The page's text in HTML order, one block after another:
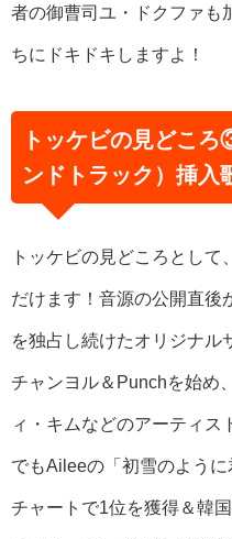
者の御曹司ユ・ドクファも
ちにドキドキしますよ！
トッケビの見どこ
ンドトラック）挿入
トッケビの見どころとし
だけます！音源の公開直後
を独占し続けたオリジナル
チャンヨル＆Punchを始め
ィ・キムなどのアーティス
でもAileeの「初雪のよう
チャートで1位を獲得＆韓